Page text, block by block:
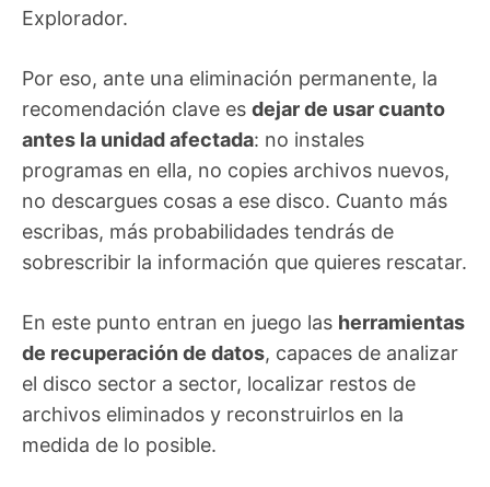
Explorador.
Por eso, ante una eliminación permanente, la
recomendación clave es dejar de usar cuanto
antes la unidad afectada: no instales
programas en ella, no copies archivos nuevos,
no descargues cosas a ese disco. Cuanto más
escribas, más probabilidades tendrás de
sobrescribir la información que quieres rescatar.
En este punto entran en juego las herramientas
de recuperación de datos, capaces de analizar
el disco sector a sector, localizar restos de
archivos eliminados y reconstruirlos en la
medida de lo posible.